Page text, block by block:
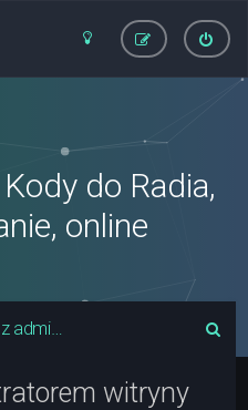
do Radia,
online
Kontakt z administratorem witryny
witryny